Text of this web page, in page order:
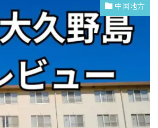
中国地方